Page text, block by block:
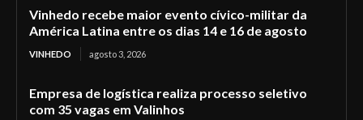
Vinhedo recebe maior evento cívico-militar da
América Latina entre os dias 14 e 16 de agosto
VINHEDO agosto 3, 2026
Empresa de logística realiza processo seletivo
com 35 vagas em Valinhos